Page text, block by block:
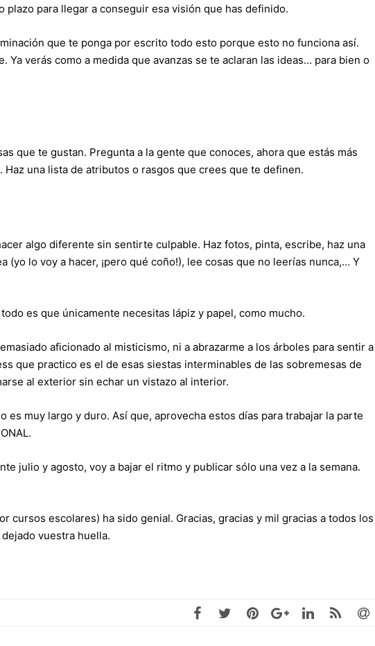
plazo para llegar a conseguir esa visión que has definido.
que te ponga por escrito todo esto porque esto no funciona así.
Ya verás como a medida que avanzas se te aclaran las ideas… para bien o
que te gustan. Pregunta a la gente que conoces, ahora que estás más
una lista de atributos o rasgos que crees que te definen.
algo diferente sin sentirte culpable. Haz fotos, pinta, escribe, haz una
(yo lo voy a hacer, ¡pero qué coño!), lee cosas que no leerías nunca,… Y
es que únicamente necesitas lápiz y papel, como mucho.
aficionado al misticismo, ni a abrazarme a los árboles para sentir a
que practico es el de esas siestas interminables de las sobremesas de
al exterior sin echar un vistazo al interior.
es muy largo y duro. Así que, aprovecha estos días para trabajar la parte
julio y agosto, voy a bajar el ritmo y publicar sólo una vez a la semana.
cursos escolares) ha sido genial. Gracias, gracias y mil gracias a todos los
vuestra huella.